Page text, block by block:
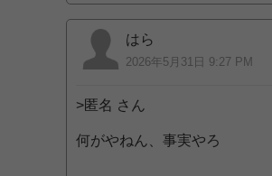
はら
2026年5月31日 9:27 PM
>匿名 さん
何がやねん、事実やろ